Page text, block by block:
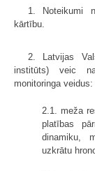
1. Noteikumi
kārtību.
2. Latvijas
institūts) veic
monitoringa veidus:
2.1. meža
platības
dinamiku,
uzkrātu